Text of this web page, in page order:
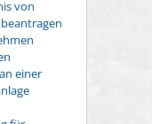
von
einer